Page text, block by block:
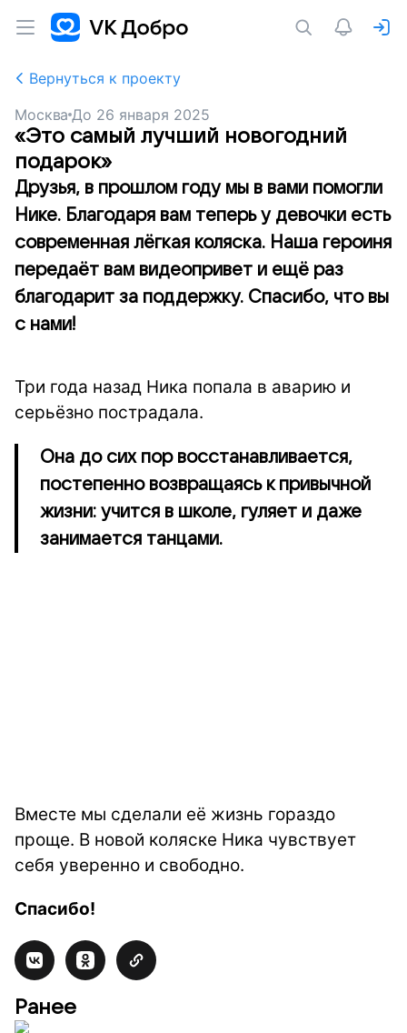
Вернуться к проекту
Москва До 26 января 2025
«Это самый лучший новогодний
подарок»
Друзья, в прошлом году мы в вами помогли
Нике. Благодаря вам теперь у девочки есть
современная лёгкая коляска. Наша героиня
передаёт вам видеопривет и ещё раз
благодарит за поддержку. Спасибо, что вы
с нами!
Три года назад Ника попала в аварию и
серьёзно пострадала.
Она до сих пор восстанавливается,
постепенно возвращаясь к привычной
жизни: учится в школе, гуляет и даже
занимается танцами.
Вместе мы сделали её жизнь гораздо
проще. В новой коляске Ника чувствует
себя уверенно и свободно.
Спасибо!
Ранее